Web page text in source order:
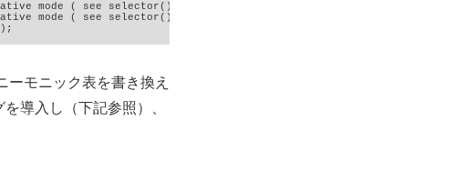
mode ( see selector() )
mode ( see selector() )
ーモニック表を書き換え
導入し（下記参照）、